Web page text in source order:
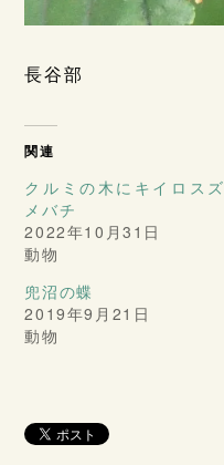
長谷部
関連
クルミの木にキイロスズ
メバチ
2022年10月31日
動物
兜沼の蝶
2019年9月21日
動物